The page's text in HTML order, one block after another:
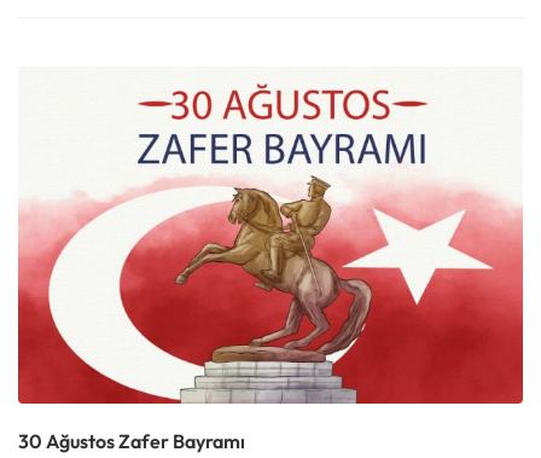
30 Ağustos Zafer Bayramı